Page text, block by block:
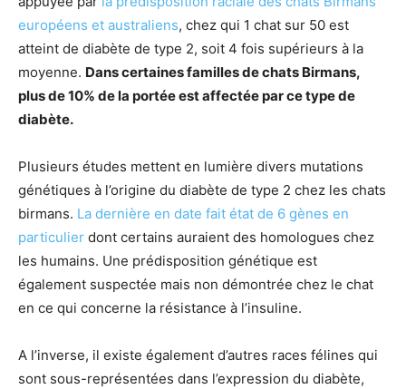
européens et australiens, chez qui 1 chat sur 50 est
atteint de diabète de type 2, soit 4 fois supérieurs à la
moyenne. Dans certaines familles de chats Birmans,
plus de 10% de la portée est affectée par ce type de
diabète.
Plusieurs études mettent en lumière divers mutations
génétiques à l’origine du diabète de type 2 chez les chats
birmans. La dernière en date fait état de 6 gènes en
particulier dont certains auraient des homologues chez
les humains. Une prédisposition génétique est
également suspectée mais non démontrée chez le chat
en ce qui concerne la résistance à l’insuline.
A l’inverse, il existe également d’autres races félines qui
sont sous-représentées dans l’expression du diabète,